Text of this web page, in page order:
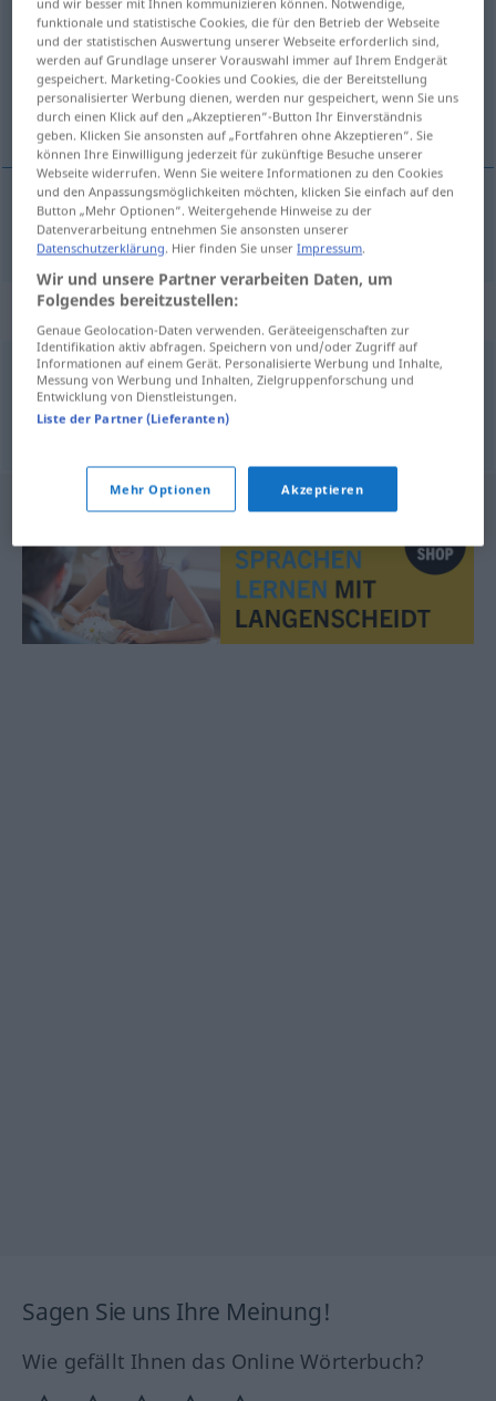
Übersicht aller Übersetzungen
(Für mehr Details die Übersetzung anklicken/antippen)
zakonodavna vlast
zakonodavnavlast Legislative
Synonyme für "Legislative"
Gesetzgebung
Sagen Sie uns Ihre Meinung!
Wie gefällt Ihnen das Online Wörterbuch?
funktionale und statistische Cookies, die für den Betrieb der Webseite
und der statistischen Auswertung unserer Webseite erforderlich sind,
werden auf Grundlage unserer Vorauswahl immer auf Ihrem Endgerät
gespeichert. Marketing-Cookies und Cookies, die der Bereitstellung
personalisierter Werbung dienen, werden nur gespeichert, wenn Sie uns
durch einen Klick auf den „Akzeptieren“-Button Ihr Einverständnis
geben. Klicken Sie ansonsten auf „Fortfahren ohne Akzeptieren“. Sie
können Ihre Einwilligung jederzeit für zukünftige Besuche unserer
Webseite widerrufen. Wenn Sie weitere Informationen zu den Cookies
und den Anpassungsmöglichkeiten möchten, klicken Sie einfach auf den
Button „Mehr Optionen“. Weitergehende Hinweise zu der
Datenverarbeitung entnehmen Sie ansonsten unserer
Datenschutzerklärung . Hier finden Sie unserImpressum
Wir und unsere Partner verarbeiten Daten, um
Folgendes bereitzustellen:
Genaue Geolocation-Daten verwenden. Geräteeigenschaften zur
Identifikation aktiv abfragen. Speichern von und/oder Zugriff auf
Informationen auf einem Gerät. Personalisierte Werbung und Inhalte,
Messung von Werbung und Inhalten, Zielgruppenforschung und
Entwicklung von Dienstleistungen.
Liste der Partner (Lieferanten)
Mehr Optionen Akzeptieren